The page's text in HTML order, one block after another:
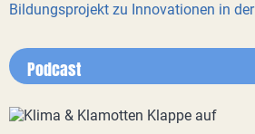
Bildungsprojekt zu Innovationen in
Podcast